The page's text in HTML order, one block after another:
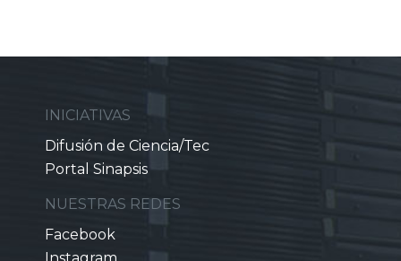
INICIATIVAS
Difusión de Ciencia/Tec
Portal Sinapsis
NUESTRAS REDES
Facebook